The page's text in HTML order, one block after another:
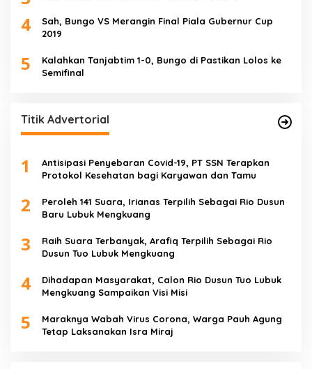
4
Sah, Bungo VS Merangin Final Piala Gubernur Cup
2019
5
Kalahkan Tanjabtim 1-0, Bungo di Pastikan Lolos ke
Semifinal
Titik Advertorial
1
Antisipasi Penyebaran Covid-19, PT SSN Terapkan
Protokol Kesehatan bagi Karyawan dan Tamu
2
Peroleh 141 Suara, Irianas Terpilih Sebagai Rio Dusun
Baru Lubuk Mengkuang
3
Raih Suara Terbanyak, Arafiq Terpilih Sebagai Rio
Dusun Tuo Lubuk Mengkuang
4
Dihadapan Masyarakat, Calon Rio Dusun Tuo Lubuk
Mengkuang Sampaikan Visi Misi
5
Maraknya Wabah Virus Corona, Warga Pauh Agung
Tetap Laksanakan Isra Miraj